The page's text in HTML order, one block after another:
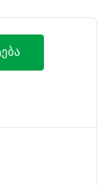
₾.
₾.